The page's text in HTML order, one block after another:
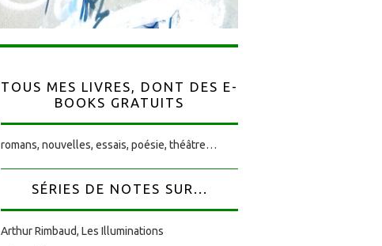
TOUS MES LIVRES, DONT DES E-
BOOKS GRATUITS
romans, nouvelles, essais, poésie, théâtre…
SÉRIES DE NOTES SUR...
Arthur Rimbaud, Les Illuminations